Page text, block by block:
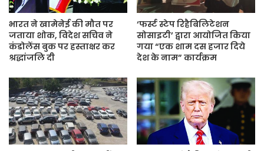
भारत ने खामेनेई की मौत पर
जताया शोक, विदेश सचिव ने
कंडोलेंस बुक पर हस्ताक्षर कर
श्रद्धांजलि दी
‘फर्स्ट स्टेप रिहैबिलिटेशन
सोसाइटी’ द्वारा आयोजित किया
गया “एक शाम दस हजार दिये
देश के नाम” कार्यक्रम